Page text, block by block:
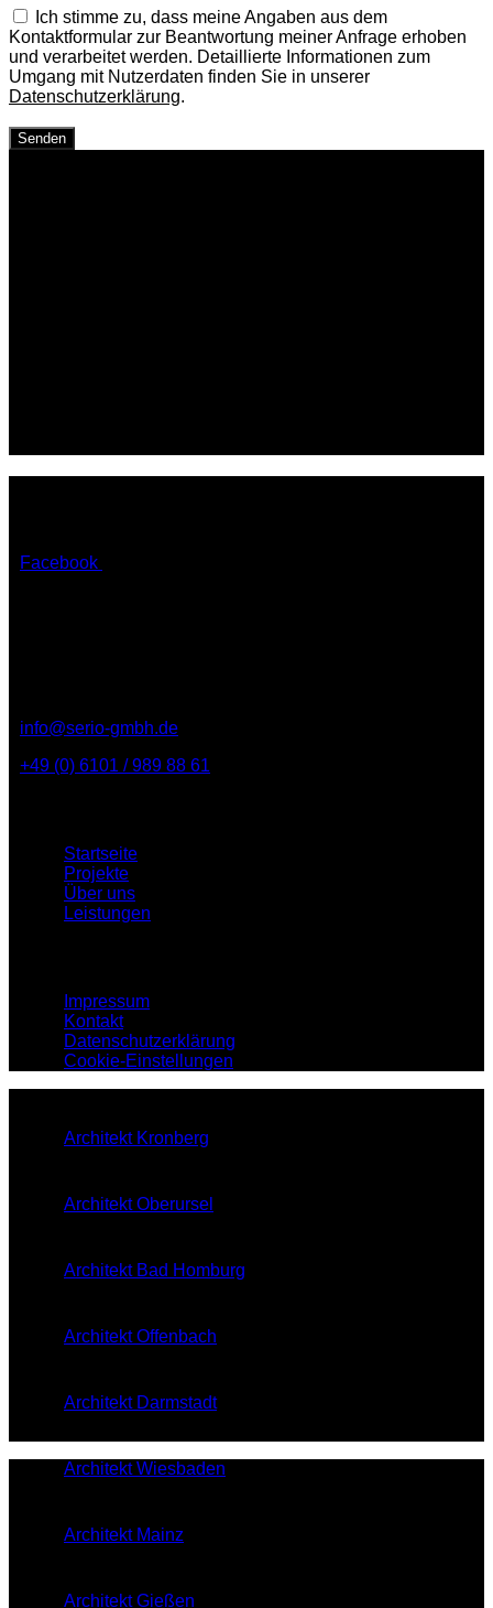
Ich stimme zu, dass meine Angaben aus dem
Kontaktformular zur Beantwortung meiner Anfrage erhoben
und verarbeitet werden. Detaillierte Informationen zum
Umgang mit Nutzerdaten finden Sie in unserer
Datenschutzerklärung.
Senden
Facebook
info@serio-gmbh.de
+49 (0) 6101 / 989 88 61
Startseite
Projekte
Über uns
Leistungen
Impressum
Kontakt
Datenschutzerklärung
Cookie-Einstellungen
Architekt Kronberg
Architekt Oberursel
Architekt Bad Homburg
Architekt Offenbach
Architekt Darmstadt
Architekt Wiesbaden
Architekt Mainz
Architekt Gießen